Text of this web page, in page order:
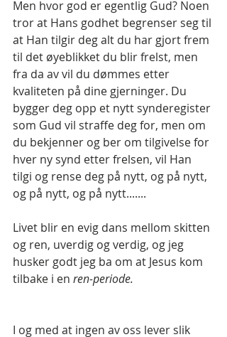
Men hvor god er egentlig Gud? Noen
tror at Hans godhet begrenser seg til
at Han tilgir deg alt du har gjort frem
til det øyeblikket du blir frelst, men
fra da av vil du dømmes etter
kvaliteten på dine gjerninger. Du
bygger deg opp et nytt synderegister
som Gud vil straffe deg for, men om
du bekjenner og ber om tilgivelse for
hver ny synd etter frelsen, vil Han
tilgi og rense deg på nytt, og på nytt,
og på nytt, og på nytt.......
Livet blir en evig dans mellom skitten
og ren, uverdig og verdig, og jeg
husker godt jeg ba om at Jesus kom
tilbake i en ren-periode.
I og med at ingen av oss lever slik